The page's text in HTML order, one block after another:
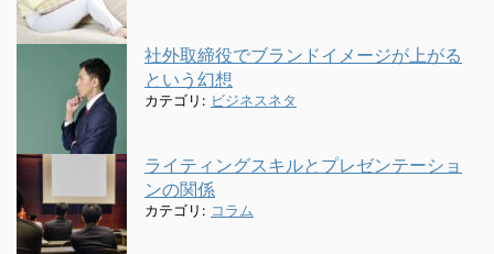
社外取締役でブランドイメージが上がる
という幻想
カテゴリ: ビジネスネタ
ライティングスキルとプレゼンテーショ
ンの関係
カテゴリ: コラム